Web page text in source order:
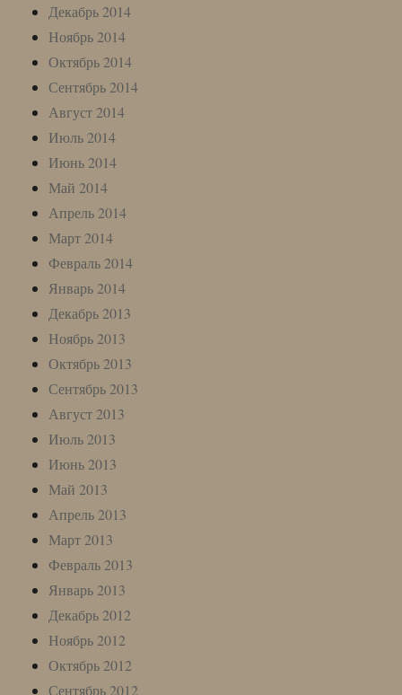
Декабрь 2014
Ноябрь 2014
Октябрь 2014
Сентябрь 2014
Август 2014
Июль 2014
Июнь 2014
Май 2014
Апрель 2014
Март 2014
Февраль 2014
Январь 2014
Декабрь 2013
Ноябрь 2013
Октябрь 2013
Сентябрь 2013
Август 2013
Июль 2013
Июнь 2013
Май 2013
Апрель 2013
Март 2013
Февраль 2013
Январь 2013
Декабрь 2012
Ноябрь 2012
Октябрь 2012
Сентябрь 2012